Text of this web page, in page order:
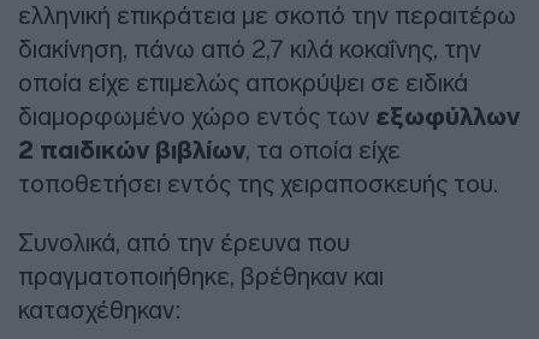
ελληνική επικράτεια με σκοπό την περαιτέρω
διακίνηση, πάνω από 2,7 κιλά κοκαΐνης, την
οποία είχε επιμελώς αποκρύψει σε ειδικά
διαμορφωμένο χώρο εντός των εξωφύλλων
2 παιδικών βιβλίων, τα οποία είχε
τοποθετήσει εντός της χειραποσκευής του.
Συνολικά, από την έρευνα που
πραγματοποιήθηκε, βρέθηκαν και
κατασχέθηκαν: